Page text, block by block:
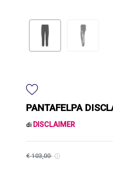
PANTAFELPA
di DISCLAIMER
€ 103,00